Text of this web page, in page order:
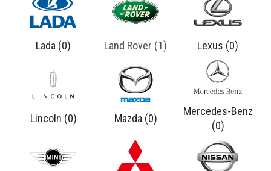
Lada (0) Land Rover (1) Lexus (0)
Lincoln (0) Mazda (0)
Mercedes-Benz
(0)
Brasil: Luxo, Aventura e Prestígio em Cada Trajeto
A Land Rover construiu uma reputação sólida e
distinta no universo automotivo. Mais do que uma